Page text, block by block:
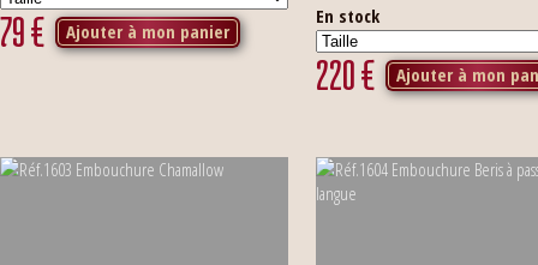
79€ Ajouter à mon panier
En stock
220€ Ajouter à mon